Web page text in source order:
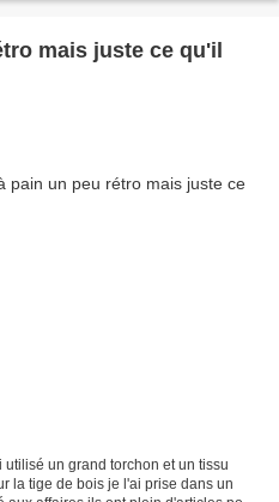
mais juste ce qu'il
un grand torchon et un tissu
la tige de bois je l'ai prise dans un